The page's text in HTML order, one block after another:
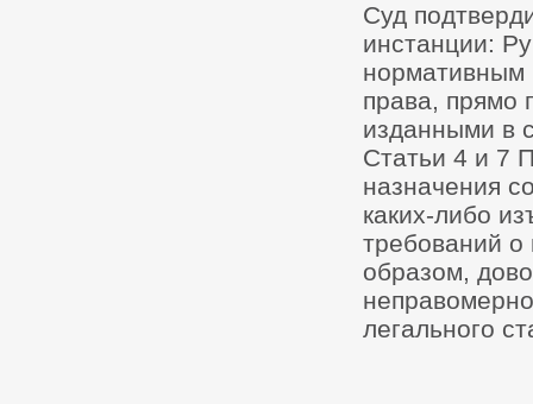
Суд
инстанции:
нормативным
права, прямо
изданными в
Статьи 4 и 7
назначения
каких-либо
требований о
образом,
легального